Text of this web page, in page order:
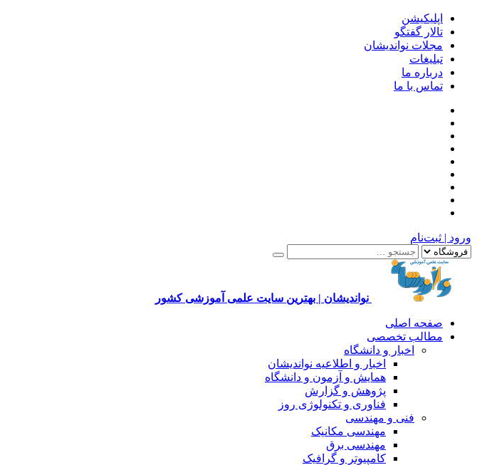
اپلیکیشن
تالار گفتگو
مجلات نواندیشان
تبلیغات
درباره ما
تماس با ما
ورود | ثبت‌نام
نواندیشان | بهترین سایت علمی آموزشی کشور
صفحه اصلی
مطالب تخصصی
اخبار و دانشگاه
اخبار و اطلاعیه نواندیشان
همایش و آزمون و دانشگاه
پژوهش و گزارش
فناوری و تکنولوژی روز
فنی و مهندسی
مهندسی مکانیک
مهندسی برق
کامپیوتر و گرافیک